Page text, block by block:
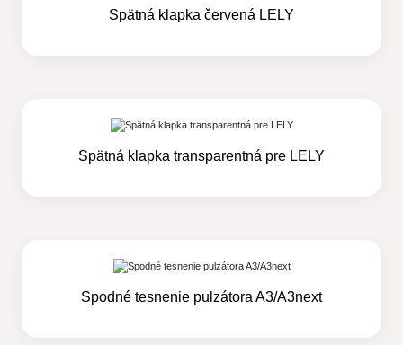
Spätná klapka červená LELY
Spätná klapka transparentná pre LELY
Spodné tesnenie pulzátora A3/A3next